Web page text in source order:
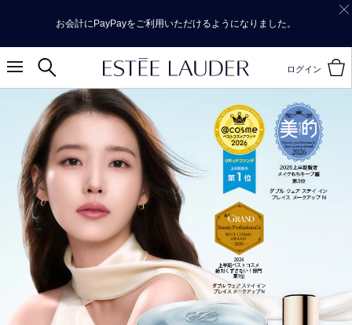
お会計にPayPayをご利用いただけるようになりました。
ログイン